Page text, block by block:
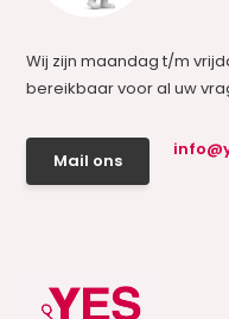
Wij zijn maandag t/m
bereikbaar voor al uw
Mail ons